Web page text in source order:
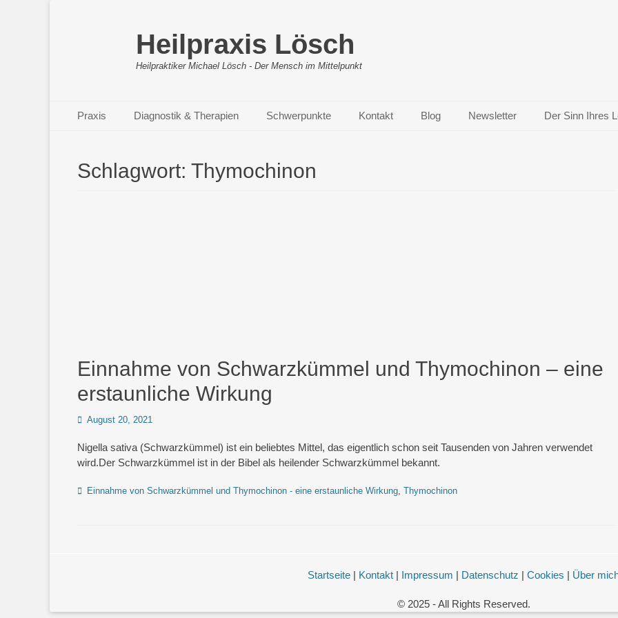
Heilpraxis Lösch
Heilpraktiker Michael Lösch - Der Mensch im Mittelpunkt
Primäres Menü
Inhalt
Praxis Diagnostik & Therapien Schwerpunkte Kontakt Blog Newsletter Der Sinn Ihres
Schlagwort: Thymochinon
Einnahme von Schwarzkümmel und Thymochinon – eine
erstaunliche Wirkung
Posted
August 20, 2021
Nigella sativa (Schwarzkümmel) ist ein beliebtes Mittel, das eigentlich schon seit Tausenden von Jahren verwendet
wird.Der Schwarzkümmel ist in der Bibel als heilender Schwarzkümmel bekannt.
Schlagworte
Einnahme von Schwarzkümmel und Thymochinon - eine erstaunliche Wirkung, Thymochinon
Startseite | Kontakt | Impressum | Datenschutz | Cookies | Über
© 2025 - All Rights Reserved.